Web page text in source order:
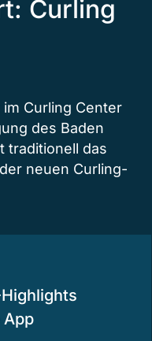
Curling
im Curling Center
des Baden
traditionell das
neuen Curling-